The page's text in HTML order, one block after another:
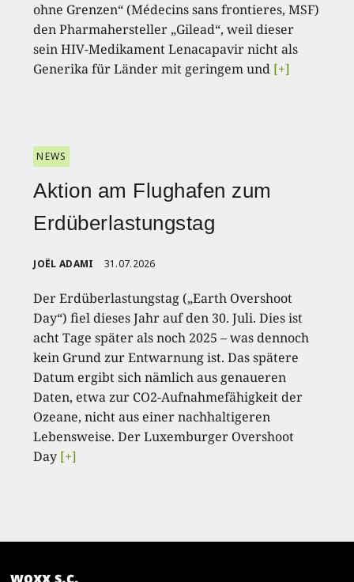
ohne Grenzen“ (Médecins sans frontieres, MSF)
den Pharmahersteller „Gilead“, weil dieser
sein HIV-Medikament Lenacapavir nicht als
Generika für Länder mit geringem und [+]
NEWS
Aktion am Flughafen zum
Erdüberlastungstag
JOËL ADAMI 31.07.2026
Der Erdüberlastungstag („Earth Overshoot
Day“) fiel dieses Jahr auf den 30. Juli. Dies ist
acht Tage später als noch 2025 – was dennoch
kein Grund zur Entwarnung ist. Das spätere
Datum ergibt sich nämlich aus genaueren
Daten, etwa zur CO2-Aufnahmefähigkeit der
Ozeane, nicht aus einer nachhaltigeren
Lebensweise. Der Luxemburger Overshoot
Day [+]